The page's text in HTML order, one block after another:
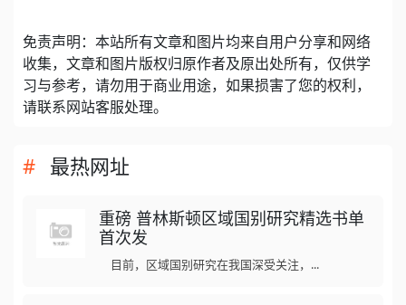
免责声明：本站所有文章和图片均来自用户分享和网络
收集，文章和图片版权归原作者及原出处所有，仅供学
习与参考，请勿用于商业用途，如果损害了您的权利，
请联系网站客服处理。
最热网址
重磅 普林斯顿区域国别研究精选书单
首次发
目前，区域国别研究在我国深受关注，...